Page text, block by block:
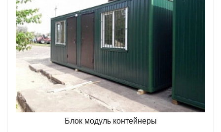
Блок модуль контейнеры